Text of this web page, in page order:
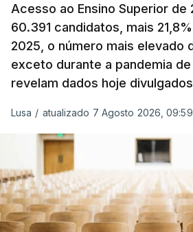
O Governo comprometeu-se a
extraordinária e temporária no
verifique um aumento do preço
superior a 10 cêntimos, para
preços.
Depois de uma subida inicial
Irão, à tensão geopolítica no
fecho do estreito de Ormuz, os
combustíveis desceram
entre Washington e Teerão.
Acesso ao Ensino Superior de
60.391 candidatos, mais
2025, o número mais elevado
exceto durante a pandemia de
revelam dados hoje
Lusa / atualizado 7 Agosto 2026, 09:59